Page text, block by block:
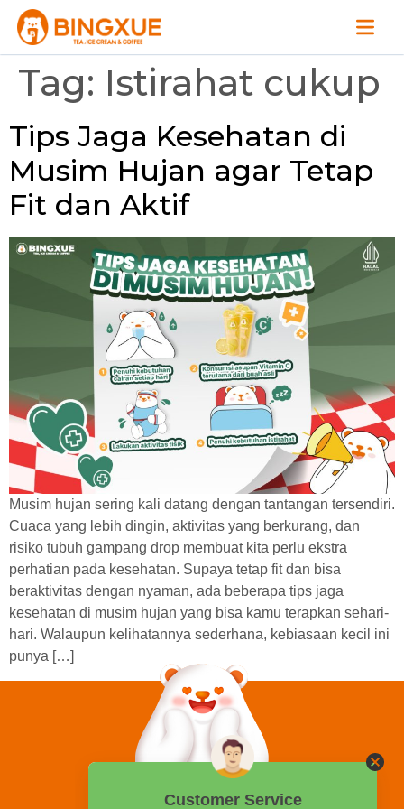
Tag: Istirahat cukup
Tips Jaga Kesehatan di
Musim Hujan agar Tetap
Fit dan Aktif
Musim hujan sering kali datang dengan tantangan tersendiri.
Cuaca yang lebih dingin, aktivitas yang berkurang, dan
risiko tubuh gampang drop membuat kita perlu ekstra
perhatian pada kesehatan. Supaya tetap fit dan bisa
beraktivitas dengan nyaman, ada beberapa tips jaga
kesehatan di musim hujan yang bisa kamu terapkan sehari-
hari. Walaupun kelihatannya sederhana, kebiasaan kecil ini
punya […]